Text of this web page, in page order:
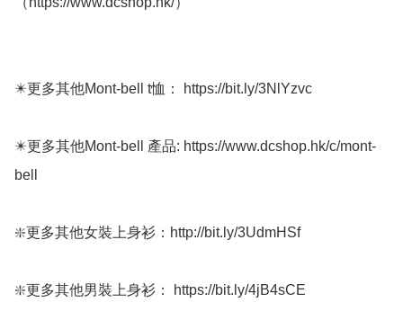
✴️更多其他Mont-bell t恤： https://bit.ly/3NlYzvc
✴️更多其他Mont-bell 產品: https://www.dcshop.hk/c/mont-
bell
❇️更多其他女裝上身衫：http://bit.ly/3UdmHSf
❇️更多其他男裝上身衫： https://bit.ly/4jB4sCE